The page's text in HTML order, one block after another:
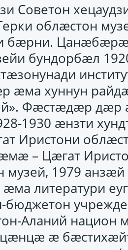
Советон
облӕстон
бӕрни.
бундорбӕл
ӕма хуннун
Фӕстӕдӕр
1930 ӕнзти
Иристони
– Цӕгат
1979 анзӕй
ӕма литератури
бюджетон
Аланий национ
ӕ